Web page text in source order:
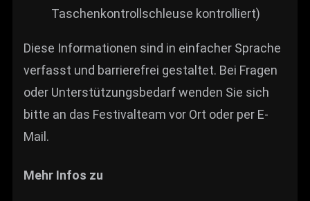
Taschenkontrollschleuse kontrolliert)
Diese Informationen sind in einfacher Sprache
verfasst und barrierefrei gestaltet. Bei Fragen
oder Unterstützungsbedarf wenden Sie sich
bitte an das Festivalteam vor Ort oder per E-
Mail.
Mehr Infos zu